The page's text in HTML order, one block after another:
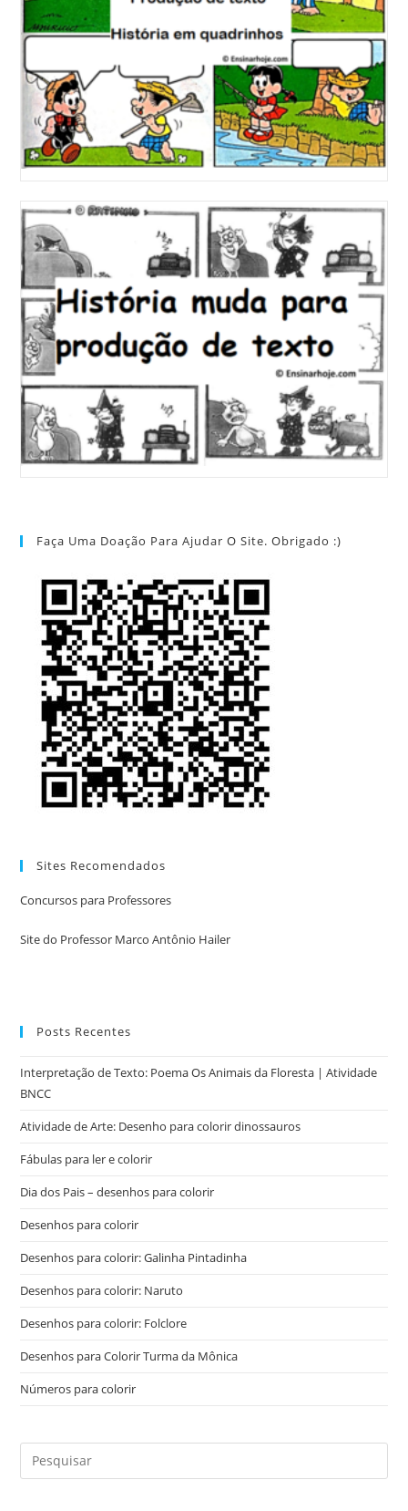
Faça Uma Doação Para Ajudar O Site. Obrigado :)
Sites Recomendados
Concursos para Professores
Site do Professor Marco Antônio Hailer
Posts Recentes
Interpretação de Texto: Poema Os Animais da Floresta | Atividade
BNCC
Atividade de Arte: Desenho para colorir dinossauros
Fábulas para ler e colorir
Dia dos Pais – desenhos para colorir
Desenhos para colorir
Desenhos para colorir: Galinha Pintadinha
Desenhos para colorir: Naruto
Desenhos para colorir: Folclore
Desenhos para Colorir Turma da Mônica
Números para colorir